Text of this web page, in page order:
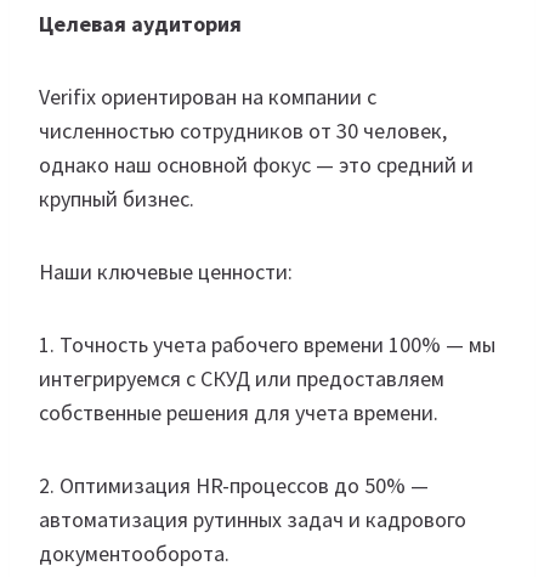
Целевая аудитория
Verifix ориентирован на компании с
численностью сотрудников от 30 человек,
однако наш основной фокус — это средний и
крупный бизнес.
Наши ключевые ценности:
1. Точность учета рабочего времени 100% — мы
интегрируемся с СКУД или предоставляем
собственные решения для учета времени.
2. Оптимизация HR-процессов до 50% —
автоматизация рутинных задач и кадрового
документооборота.